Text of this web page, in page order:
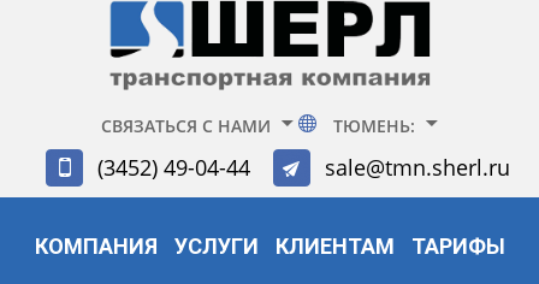
СВЯЗАТЬСЯ С НАМИ ТЮМЕНЬ:
(3452) 49-04-44 sale@tmn.sherl.ru
КОМПАНИЯ УСЛУГИ КЛИЕНТАМ ТАРИФЫ